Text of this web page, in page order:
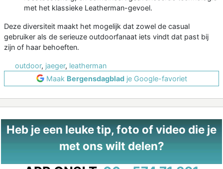
met het klassieke Leatherman-gevoel.
Deze diversiteit maakt het mogelijk dat zowel de casual
gebruiker als de serieuze outdoorfanaat iets vindt dat past bij
zijn of haar behoeften.
outdoor, jaeger, leatherman
Maak Bergensdagbladje Google-favoriet
Heb je een leuke tip, foto of video die je
met ons wilt delen?